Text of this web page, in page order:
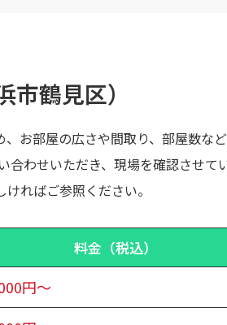
鶴見区）
お部屋の広さや間取り、部屋数
わせいただき、現場を確認させて
ればご参照ください。
料金（税込）
円～